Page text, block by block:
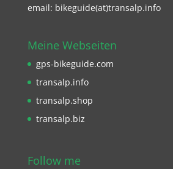
email: bikeguide(at)transalp.info
Meine Webseiten
gps-bikeguide.com
transalp.info
transalp.shop
transalp.biz
Follow me